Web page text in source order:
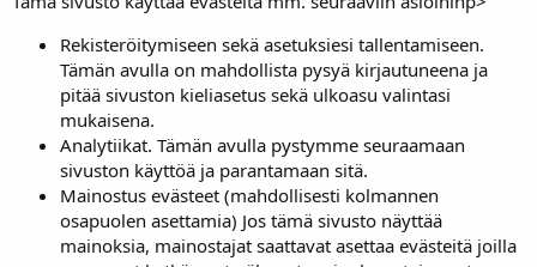
Rekisteröitymiseen sekä asetuksiesi tallentamiseen.
Tämän avulla on mahdollista pysyä kirjautuneena ja
pitää sivuston kieliasetus sekä ulkoasu valintasi
mukaisena.
Analytiikat. Tämän avulla pystymme seuraamaan
sivuston käyttöä ja parantamaan sitä.
Mainostus evästeet (mahdollisesti kolmannen
osapuolen asettamia) Jos tämä sivusto näyttää
mainoksia, mainostajat saattavat asettaa evästeitä joilla